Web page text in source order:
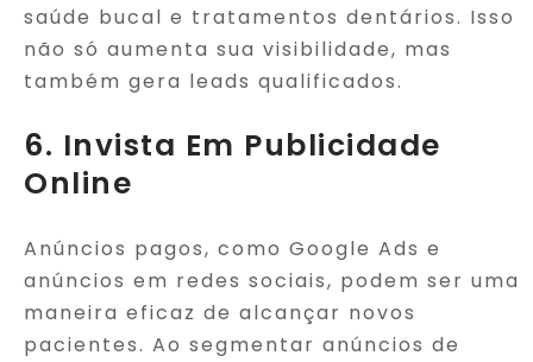
saúde bucal e tratamentos dentários. Isso
não só aumenta sua visibilidade, mas
também gera leads qualificados.
6. Invista Em Publicidade
Online
Anúncios pagos, como Google Ads e
anúncios em redes sociais, podem ser uma
maneira eficaz de alcançar novos
pacientes. Ao segmentar anúncios de